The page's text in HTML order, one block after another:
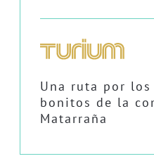
Una ruta por los
bonitos de la
Matarraña